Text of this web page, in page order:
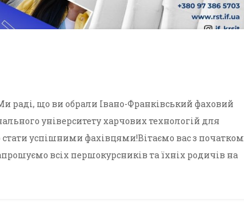
що ви обрали Івано-Франківський фаховий
університету харчових технологій для
стати успішними фахівцями!Вітаємо вас з початком
всіх першокурсників та їхніх родичів на